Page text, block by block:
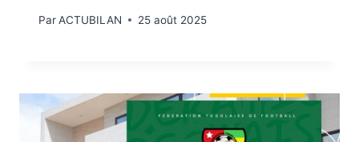
ParACTUBILAN 25 août 2025